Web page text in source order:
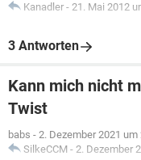
Kanadler - 21. Mai 2012
3 Antworten
Kann mich nicht
Twist
babs - 2. Dezember 2021 um
SilkeCCM - 2. Dezember